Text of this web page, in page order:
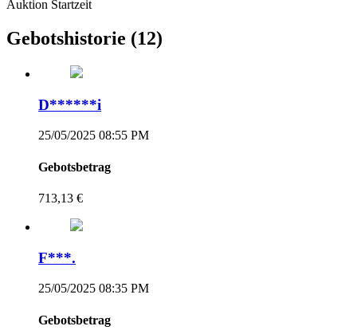
Auktion Startzeit
Gebotshistorie (12)
D******i
25/05/2025 08:55 PM
Gebotsbetrag
713,13 €
F***.
25/05/2025 08:35 PM
Gebotsbetrag